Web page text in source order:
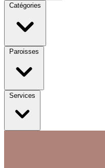
Catégories
Paroisses
Services